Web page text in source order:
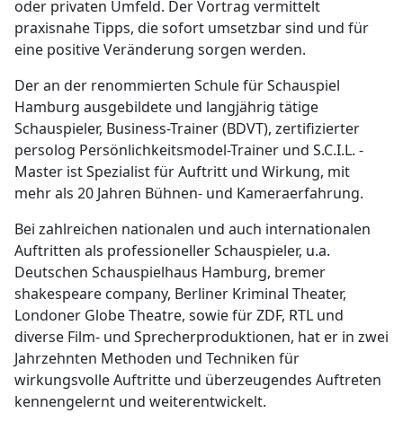
oder privaten Umfeld. Der Vortrag vermittelt
praxisnahe Tipps, die sofort umsetzbar sind und für
eine positive Veränderung sorgen werden.
Der an der renommierten Schule für Schauspiel
Hamburg ausgebildete und langjährig tätige
Schauspieler, Business-Trainer (BDVT), zertifizierter
persolog Persönlichkeitsmodel-Trainer und S.C.I.L. -
Master ist Spezialist für Auftritt und Wirkung, mit
mehr als 20 Jahren Bühnen- und Kameraerfahrung.
Bei zahlreichen nationalen und auch internationalen
Auftritten als professioneller Schauspieler, u.a.
Deutschen Schauspielhaus Hamburg, bremer
shakespeare company, Berliner Kriminal Theater,
Londoner Globe Theatre, sowie für ZDF, RTL und
diverse Film- und Sprecherproduktionen, hat er in zwei
Jahrzehnten Methoden und Techniken für
wirkungsvolle Auftritte und überzeugendes Auftreten
kennengelernt und weiterentwickelt.